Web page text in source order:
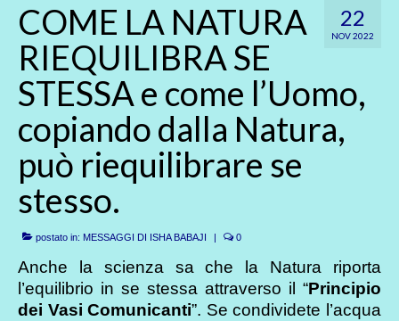
22
NOV 2022
COME LA NATURA
RIEQUILIBRA SE
STESSA e come l’Uomo,
copiando dalla Natura,
può riequilibrare se
stesso.
postato in: MESSAGGI DI ISHA BABAJI 0
Anche la scienza sa che la Natura riporta
l’equilibrio in se stessa attraverso il “Principio
dei Vasi Comunicanti”. Se condividete l’acqua